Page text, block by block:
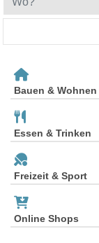
Bauen & Wohnen
Essen & Trinken
Freizeit & Sport
Online Shops